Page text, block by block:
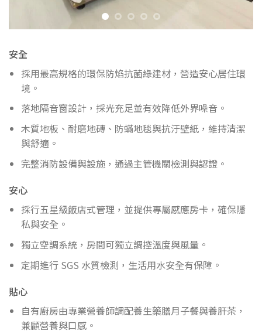
安全
採用最高規格的環保防焰抗菌綠建材，營造安心居住環
境。
落地隔音窗設計，採光充足並有效降低外界噪音。
木質地板、耐磨地磚、防蟎地毯與抗汙壁紙，維持清潔
與舒適。
完整消防設備與設施，通過主管機關檢測與認證。
安心
採行五星級飯店式管理，並提供專屬感應房卡，確保隱
私與安全。
獨立空調系統，房間可獨立調控溫度與風量。
定期進行 SGS 水質檢測，生活用水安全有保障。
貼心
自有廚房由專業營養師調配養生藥膳月子餐與養肝茶，
兼顧營養與口感。